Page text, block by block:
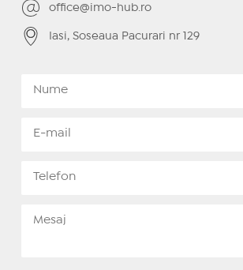
office@imo-hub.ro
Iasi, Soseaua Pacurari nr 129